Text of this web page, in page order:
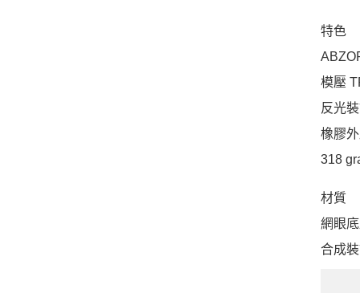
特色
模壓
反光
橡膠
318
材質
網眼
合成